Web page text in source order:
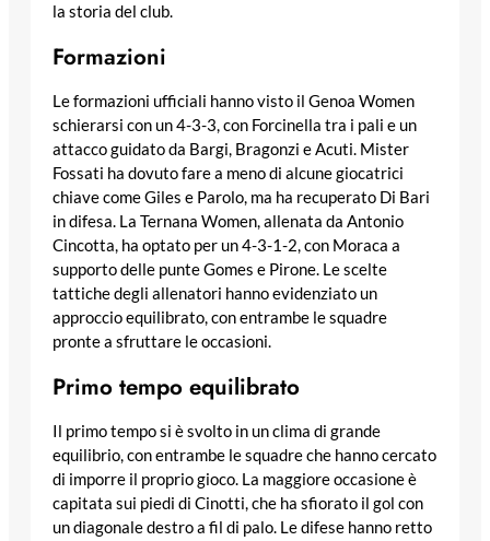
la storia del club.
Formazioni
Le formazioni ufficiali hanno visto il Genoa Women
schierarsi con un 4-3-3, con Forcinella tra i pali e un
attacco guidato da Bargi, Bragonzi e Acuti. Mister
Fossati ha dovuto fare a meno di alcune giocatrici
chiave come Giles e Parolo, ma ha recuperato Di Bari
in difesa. La Ternana Women, allenata da Antonio
Cincotta, ha optato per un 4-3-1-2, con Moraca a
supporto delle punte Gomes e Pirone. Le scelte
tattiche degli allenatori hanno evidenziato un
approccio equilibrato, con entrambe le squadre
pronte a sfruttare le occasioni.
Primo tempo equilibrato
Il primo tempo si è svolto in un clima di grande
equilibrio, con entrambe le squadre che hanno cercato
di imporre il proprio gioco. La maggiore occasione è
capitata sui piedi di Cinotti, che ha sfiorato il gol con
un diagonale destro a fil di palo. Le difese hanno retto